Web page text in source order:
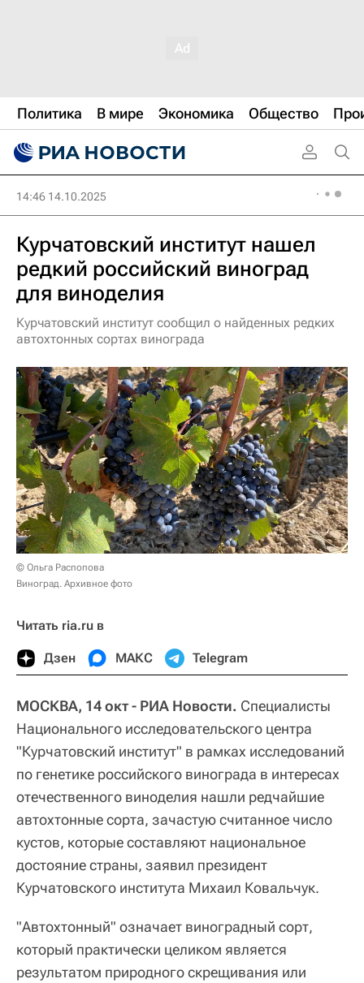
Политика В мире Экономика Общество
14:46 14.10.2025
Курчатовский институт нашел
редкий российский виноград
для виноделия
Курчатовский институт сообщил о найденных редких
автохтонных сортах винограда
© Ольга Распопова
Виноград. Архивное фото
Читать ria.ru в
Дзен МАКС Telegram
МОСКВА, 14 окт - РИА Новости. Специалисты
Национального исследовательского центра
"Курчатовский институт" в рамках исследований
по генетике российского винограда в интересах
отечественного виноделия нашли редчайшие
автохтонные сорта, зачастую считанное число
кустов, которые составляют национальное
достояние страны, заявил президент
Курчатовского института Михаил Ковальчук.
"Автохтонный" означает виноградный сорт,
который практически целиком является
результатом природного скрещивания или